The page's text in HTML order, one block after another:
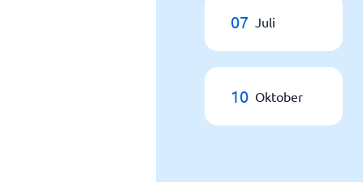
07 Juli
10 Oktober